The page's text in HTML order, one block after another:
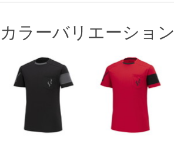
カラーバリエーション